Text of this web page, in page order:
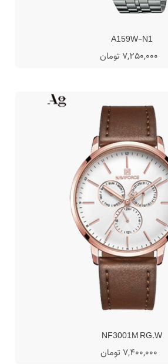
A159W-N1
7,250,000 تومان
NF3001M RG.W
7,400,000 تومان